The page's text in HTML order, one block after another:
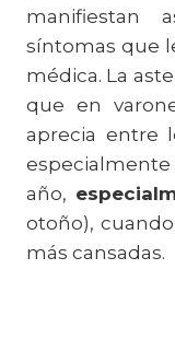
manifiestan
síntomas que
médica. La
que en
aprecia entre
especialmente
año,
otoño),
más cansadas.